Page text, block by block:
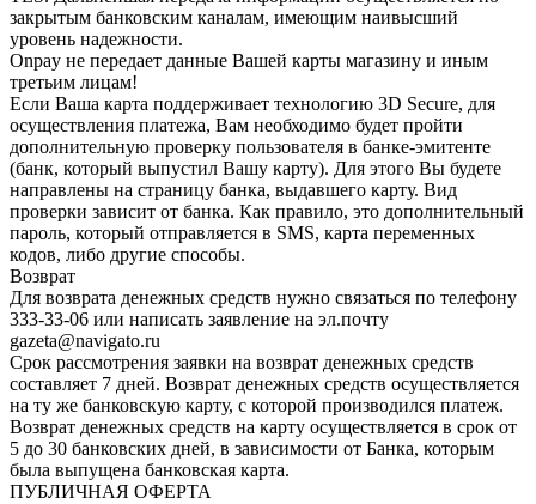
закрытым банковским каналам, имеющим наивысший
уровень надежности.
Onpay не передает данные Вашей карты магазину и иным
третьим лицам!
Если Ваша карта поддерживает технологию 3D Secure, для
осуществления платежа, Вам необходимо будет пройти
дополнительную проверку пользователя в банке-эмитенте
(банк, который выпустил Вашу карту). Для этого Вы будете
направлены на страницу банка, выдавшего карту. Вид
проверки зависит от банка. Как правило, это дополнительный
пароль, который отправляется в SMS, карта переменных
кодов, либо другие способы.
Возврат
Для возврата денежных средств нужно связаться по телефону
333-33-06 или написать заявление на эл.почту
gazeta@navigato.ru
Срок рассмотрения заявки на возврат денежных средств
составляет 7 дней. Возврат денежных средств осуществляется
на ту же банковскую карту, с которой производился платеж.
Возврат денежных средств на карту осуществляется в срок от
5 до 30 банковских дней, в зависимости от Банка, которым
была выпущена банковская карта.
ПУБЛИЧНАЯ ОФЕРТА